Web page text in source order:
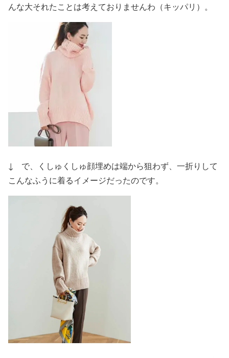
んな大それたことは考えておりませんわ（キッパリ）。
↓ で、くしゅくしゅ顔埋めは端から狙わず、一折りして
こんなふうに着るイメージだったのです。